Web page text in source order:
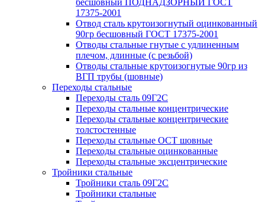
бесшовный ПОДНАДЗОРНЫЙ ГОСТ
17375-2001
Отвод сталь крутоизогнутый оцинкованный
90гр бесшовный ГОСТ 17375-2001
Отводы стальные гнутые с удлиненным
плечом, длинные (с резьбой)
Отводы стальные крутоизогнутые 90гр из
ВГП трубы (шовные)
Переходы стальные
Переходы сталь 09Г2С
Переходы стальные концентрические
Переходы стальные концентрические
толстостенные
Переходы стальные ОСТ шовные
Переходы стальные оцинкованные
Переходы стальные эксцентрические
Тройники стальные
Тройники сталь 09Г2С
Тройники стальные